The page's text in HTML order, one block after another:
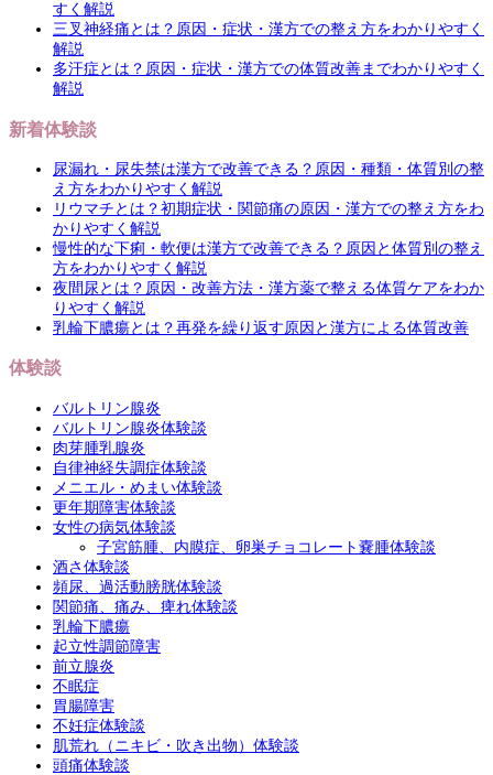
すく解説
三叉神経痛とは？原因・症状・漢方での整え方をわかりやすく
解説
多汗症とは？原因・症状・漢方での体質改善までわかりやすく
解説
新着体験談
尿漏れ・尿失禁は漢方で改善できる？原因・種類・体質別の整
え方をわかりやすく解説
リウマチとは？初期症状・関節痛の原因・漢方での整え方をわ
かりやすく解説
慢性的な下痢・軟便は漢方で改善できる？原因と体質別の整え
方をわかりやすく解説
夜間尿とは？原因・改善方法・漢方薬で整える体質ケアをわか
りやすく解説
乳輪下膿瘍とは？再発を繰り返す原因と漢方による体質改善
体験談
バルトリン腺炎
バルトリン腺炎体験談
肉芽腫乳腺炎
自律神経失調症体験談
メニエル・めまい体験談
更年期障害体験談
女性の病気体験談
子宮筋腫、内膜症、卵巣チョコレート嚢腫体験談
酒さ体験談
頻尿、過活動膀胱体験談
関節痛、痛み、痺れ体験談
乳輪下膿瘍
起立性調節障害
前立腺炎
不眠症
胃腸障害
不妊症体験談
肌荒れ（ニキビ・吹き出物）体験談
頭痛体験談